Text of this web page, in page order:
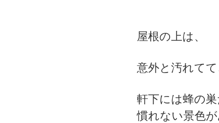
屋根の上は、
意外と汚れて
軒下には蜂の
慣れない景色